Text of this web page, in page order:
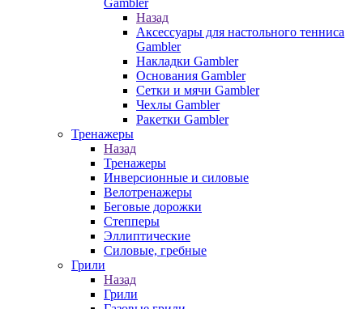
Gambler
Назад
Аксессуары для настольного тенниса
Gambler
Накладки Gambler
Основания Gambler
Сетки и мячи Gambler
Чехлы Gambler
Ракетки Gambler
Тренажеры
Назад
Тренажеры
Инверсионные и силовые
Велотренажеры
Беговые дорожки
Степперы
Эллиптические
Силовые, гребные
Грили
Назад
Грили